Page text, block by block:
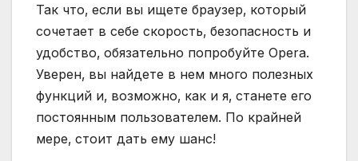
Так что‚ если вы ищете браузер‚ который
сочетает в себе скорость‚ безопасность и
удобство‚ обязательно попробуйте Opera.
Уверен‚ вы найдете в нем много полезных
функций и‚ возможно‚ как и я‚ станете его
постоянным пользователем. По крайней
мере‚ стоит дать ему шанс!